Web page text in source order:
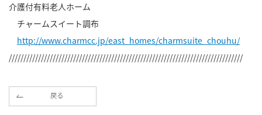
介護付有料老人ホーム
チャームスイート調布
http://www.charmcc.jp/east_homes/charmsuite_chouhu/
////////////////////////////////////////////////////////////////////////////////
戻る